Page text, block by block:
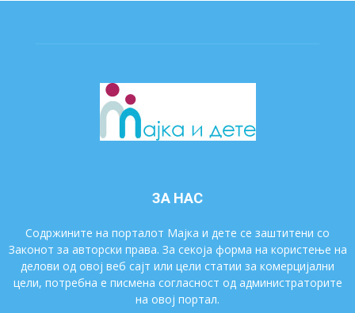
ЗА НАС
Содржините на порталот Мајка и дете се заштитени со
Законот за авторски права. За секоја форма на користење на
делови од овој веб сајт или цели статии за комерцијални
цели, потребна е писмена согласност од администраторите
на овој портал.